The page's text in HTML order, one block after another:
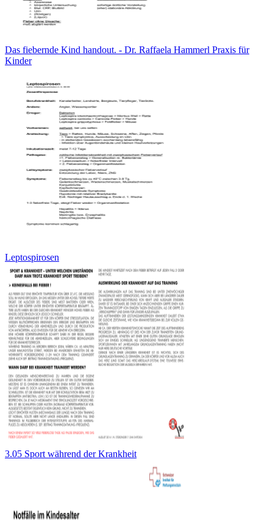
Das fiebernde Kind handout. - Dr. Raffaela Hammerl Praxis für
Kinder
Leptospirosen
3.05 Sport während der Krankheit